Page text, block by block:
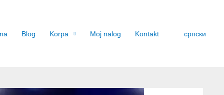
Blog Korpa Moj nalog Kontakt српски